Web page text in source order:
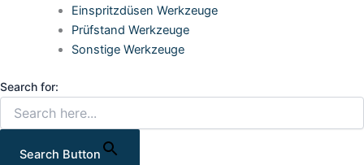
Einspritzdüsen Werkzeuge
Prüfstand Werkzeuge
Sonstige Werkzeuge
Search for:
Search Button